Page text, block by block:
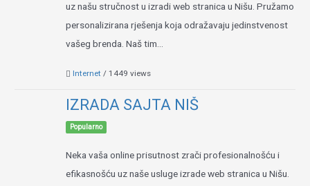
uz našu stručnost u izradi web stranica u Nišu. Pružamo
personalizirana rješenja koja odražavaju jedinstvenost
vašeg brenda. Naš tim...
Internet / 1449 views
IZRADA SAJTA NIŠ
Popularno
Neka vaša online prisutnost zrači profesionalnošću i
efikasnošću uz naše usluge izrade web stranica u Nišu.